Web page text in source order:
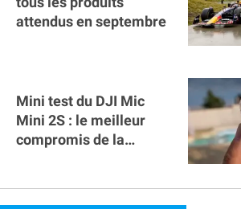
attendus en septembre
Mini test du DJI Mic
Mini 2S : le meilleur
compromis de la